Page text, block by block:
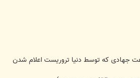
ﺟﻬﺎﺩﯼ ﮐﻪ ﺗﻮﺳﻂ ﺩﻧﯿﺎ ﺗﺮﻭﺭﯾﺴﺖ ﺍﻋﻼﻡ ﺷﺪﻥ